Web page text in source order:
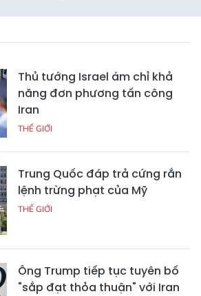
Thủ tướng Israel ám chỉ khả
năng đơn phương tấn công
Iran
THẾ GIỚI
Trung Quốc đáp trả cứng rắn
lệnh trừng phạt của Mỹ
THẾ GIỚI
Ông Trump tiếp tục tuyên bố
"sắp đạt thỏa thuận" với Iran